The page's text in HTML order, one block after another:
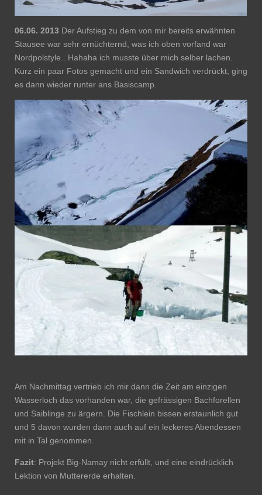
06.06. 2013 Der Aufstieg zu dem von mir bereits erwähnten
Stausee war sehr ernüchternd, was ich oben vorfand war
Nordpolstyle.. Hahaha ich musste über mich selber lachen.
Kurz ein paar Fotos gemacht und ein Sandwich verdrückt, ging
es dann wieder runter ans Basiscamp.
Am Nachmittag vertrieb ich mir dann die Zeit am einzigen
Wasserloch das vorhanden war, die gefrässigen Bachforellen
und Saiblinge zu ärgern. Die Fischlein bissen erstaunlich gut
und 5 davon wurden dann auch auf ein leckeres Abendessen
mit in Tal genommen.
Fazit: Projekt Big-Namay nicht erfüllt, und eine eindrücklich
Lektion von Muttererde erhalten.